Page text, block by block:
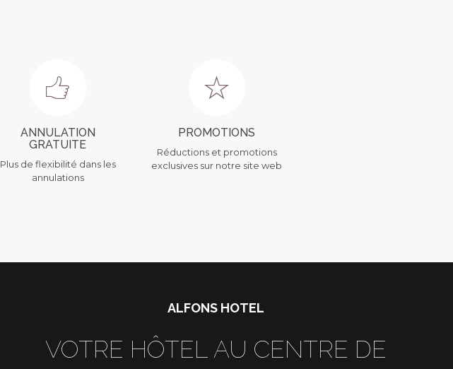
ANNULATION
GRATUITE
Plus de flexibilité dans les
annulations
PROMOTIONS
Réductions et promotions
exclusives sur notre site web
ALFONS HOTEL
VOTRE HÔTEL AU CENTRE DE